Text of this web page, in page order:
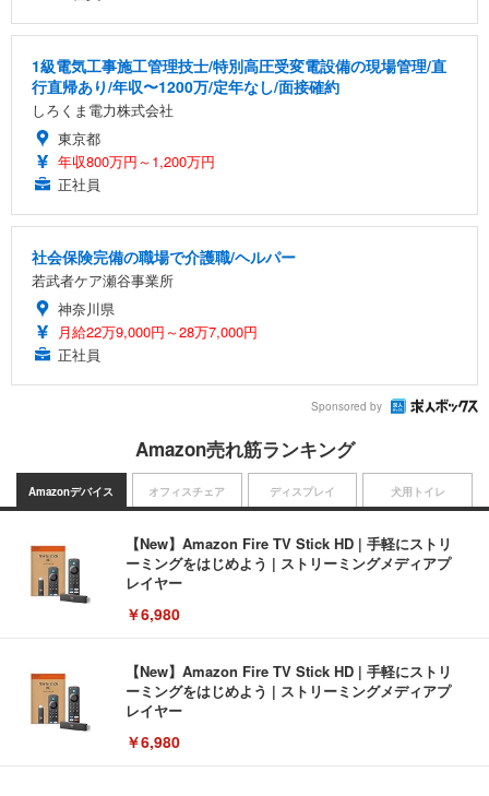
1級電気工事施工管理技士/特別高圧受変電設備の現場管理/直
行直帰あり/年収〜1200万/定年なし/面接確約
しろくま電力株式会社
東京都
年収800万円～1,200万円
正社員
社会保険完備の職場で介護職/ヘルパー
若武者ケア瀬谷事業所
神奈川県
月給22万9,000円～28万7,000円
正社員
Sponsored by
Amazon売れ筋ランキング
Amazonデバイス
【New】Amazon Fire TV Stick HD | 手軽にストリ
ーミングをはじめよう | ストリーミングメディアプ
レイヤー
￥6,980
【New】Amazon Fire TV Stick HD | 手軽にストリ
ーミングをはじめよう | ストリーミングメディアプ
レイヤー
￥6,980
オフィスチェア ディスプレイ 犬用トイレ